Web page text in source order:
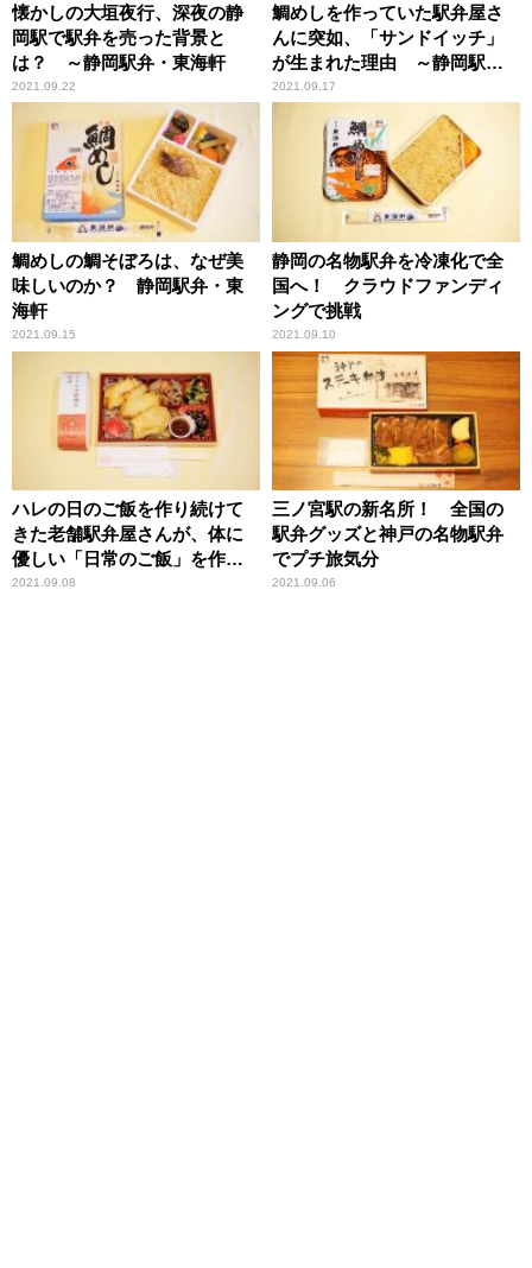
懐かしの大垣夜行、深夜の静
岡駅で駅弁を売った背景と
は？ ～静岡駅弁・東海軒
2021.09.22
鯛めしを作っていた駅弁屋さ
んに突如、「サンドイッチ」
が生まれた理由 ～静岡駅
弁・東海軒
2021.09.17
鯛めしの鯛そぼろは、なぜ美
味しいのか？ 静岡駅弁・東
海軒
2021.09.15
静岡の名物駅弁を冷凍化で全
国へ！ クラウドファンディ
ングで挑戦
2021.09.10
ハレの日のご飯を作り続けて
きた老舗駅弁屋さんが、体に
優しい「日常のご飯」を作っ
てみた！
2021.09.08
三ノ宮駅の新名所！ 全国の
駅弁グッズと神戸の名物駅弁
でプチ旅気分
2021.09.06